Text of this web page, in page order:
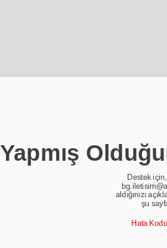
Yapmış
Destek
aldığınızı
şu
Hata